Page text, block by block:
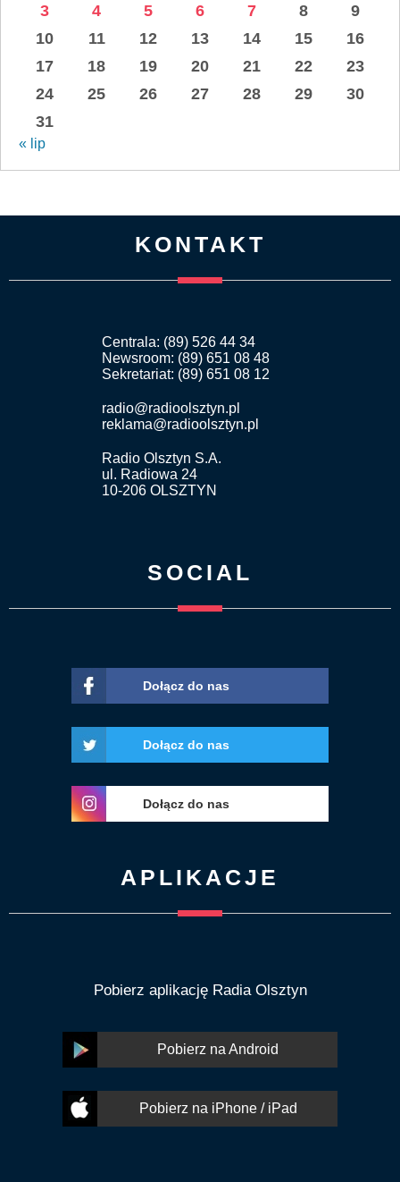
3
4 5 6 7 8
9
10
11 12 13 14 15
16
17
18 19 20 21 22
23
24
25 26 27 28 29
30
31
« lip
KONTAKT
Centrala: (89) 526 44 34
Newsroom: (89) 651 08 48
Sekretariat: (89) 651 08 12
radio@radioolsztyn.pl
reklama@radioolsztyn.pl
Radio Olsztyn S.A.
ul. Radiowa 24
10-206 OLSZTYN
SOCIAL
Dołącz do nas
Dołącz do nas
Dołącz do nas
APLIKACJE
Pobierz aplikację Radia Olsztyn
Pobierz na Android
Pobierz na iPhone / iPad